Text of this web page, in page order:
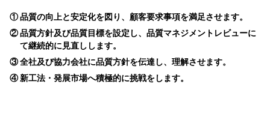
①品質の向上と安定化を図り、顧客要求事項を満足させます。
②品質方針及び品質目標を設定し、品質マネジメントレビューに
て継続的に見直しします。
③全社及び協力会社に品質方針を伝達し、理解させます。
④ 新工法・発展市場へ積極的に挑戦をします。